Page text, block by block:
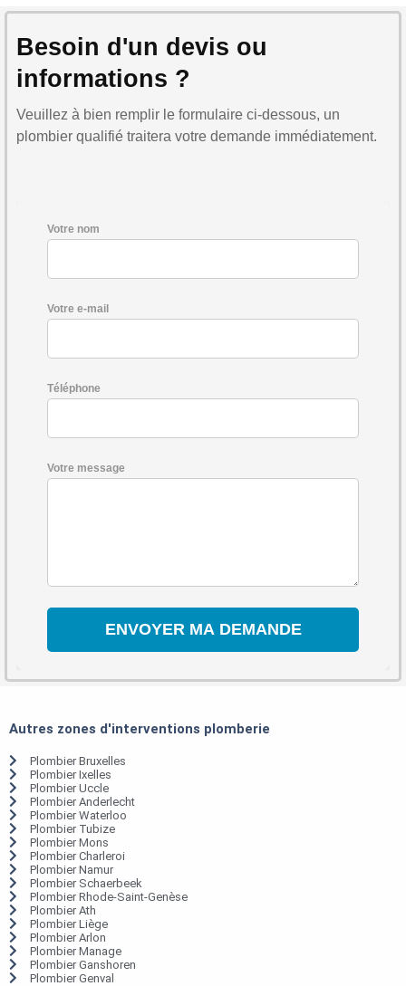
Besoin d'un devis ou
informations ?
Veuillez à bien remplir le formulaire ci-dessous, un
plombier qualifié traitera votre demande immédiatement.
Votre nom
Votre e-mail
Téléphone
Votre message
Autres zones d'interventions plomberie
Plombier Bruxelles
Plombier Ixelles
Plombier Uccle
Plombier Anderlecht
Plombier Waterloo
Plombier Tubize
Plombier Mons
Plombier Charleroi
Plombier Namur
Plombier Schaerbeek
Plombier Rhode-Saint-Genèse
Plombier Ath
Plombier Liège
Plombier Arlon
Plombier Manage
Plombier Ganshoren
Plombier Genval